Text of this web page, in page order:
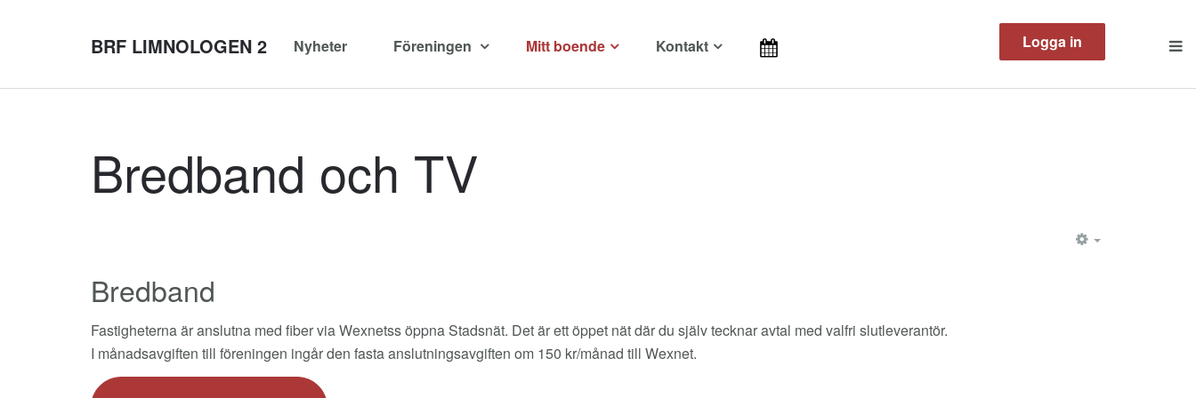
BRF LIMNOLOGEN 2 Nyheter Föreningen Mitt boende Kontakt Logga in
Bredband och TV
Bredband
Fastigheterna är anslutna med fiber via Wexnetss öppna Stadsnät. Det är ett öppet nät där du själv tecknar avtal med valfri slutleverantör.
I månadsavgiften till föreningen ingår den fasta anslutningsavgiften om 150 kr/månad till Wexnet.